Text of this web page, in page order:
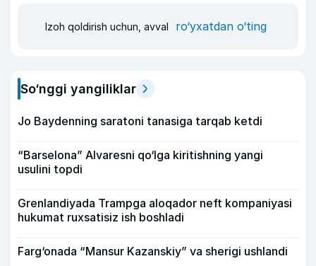
Izoh qoldirish uchun, avval ro‘yxatdan o‘ting
So‘nggi yangiliklar
Jo Baydenning saratoni tanasiga tarqab ketdi
“Barselona” Alvaresni qo‘lga kiritishning yangi
usulini topdi
Grenlandiyada Trampga aloqador neft kompaniyasi
hukumat ruxsatisiz ish boshladi
Farg‘onada “Mansur Kazanskiy” va sherigi ushlandi